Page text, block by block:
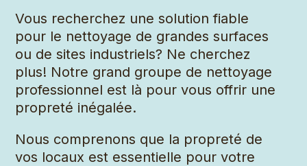
Vous recherchez une solution fiable
pour le nettoyage de grandes surfaces
ou de sites industriels? Ne cherchez
plus! Notre grand groupe de nettoyage
professionnel est là pour vous offrir une
propreté inégalée.
Nous comprenons que la propreté de
vos locaux est essentielle pour votre